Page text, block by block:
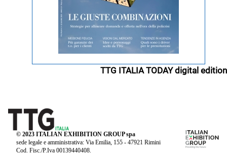
TTG ITALIA TODAY digital edition
© 2023 ITALIAN EXHIBITION GROUP spa
sede legale e amministrativa: Via Emilia, 155 - 47921 Rimini
Cod. Fisc./P.Iva 00139440408.